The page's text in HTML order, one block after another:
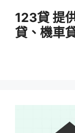
123貸 提
貸、機車